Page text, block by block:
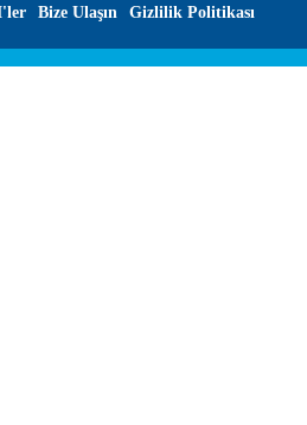
Bize Ulaşın Gizlilik Politikası